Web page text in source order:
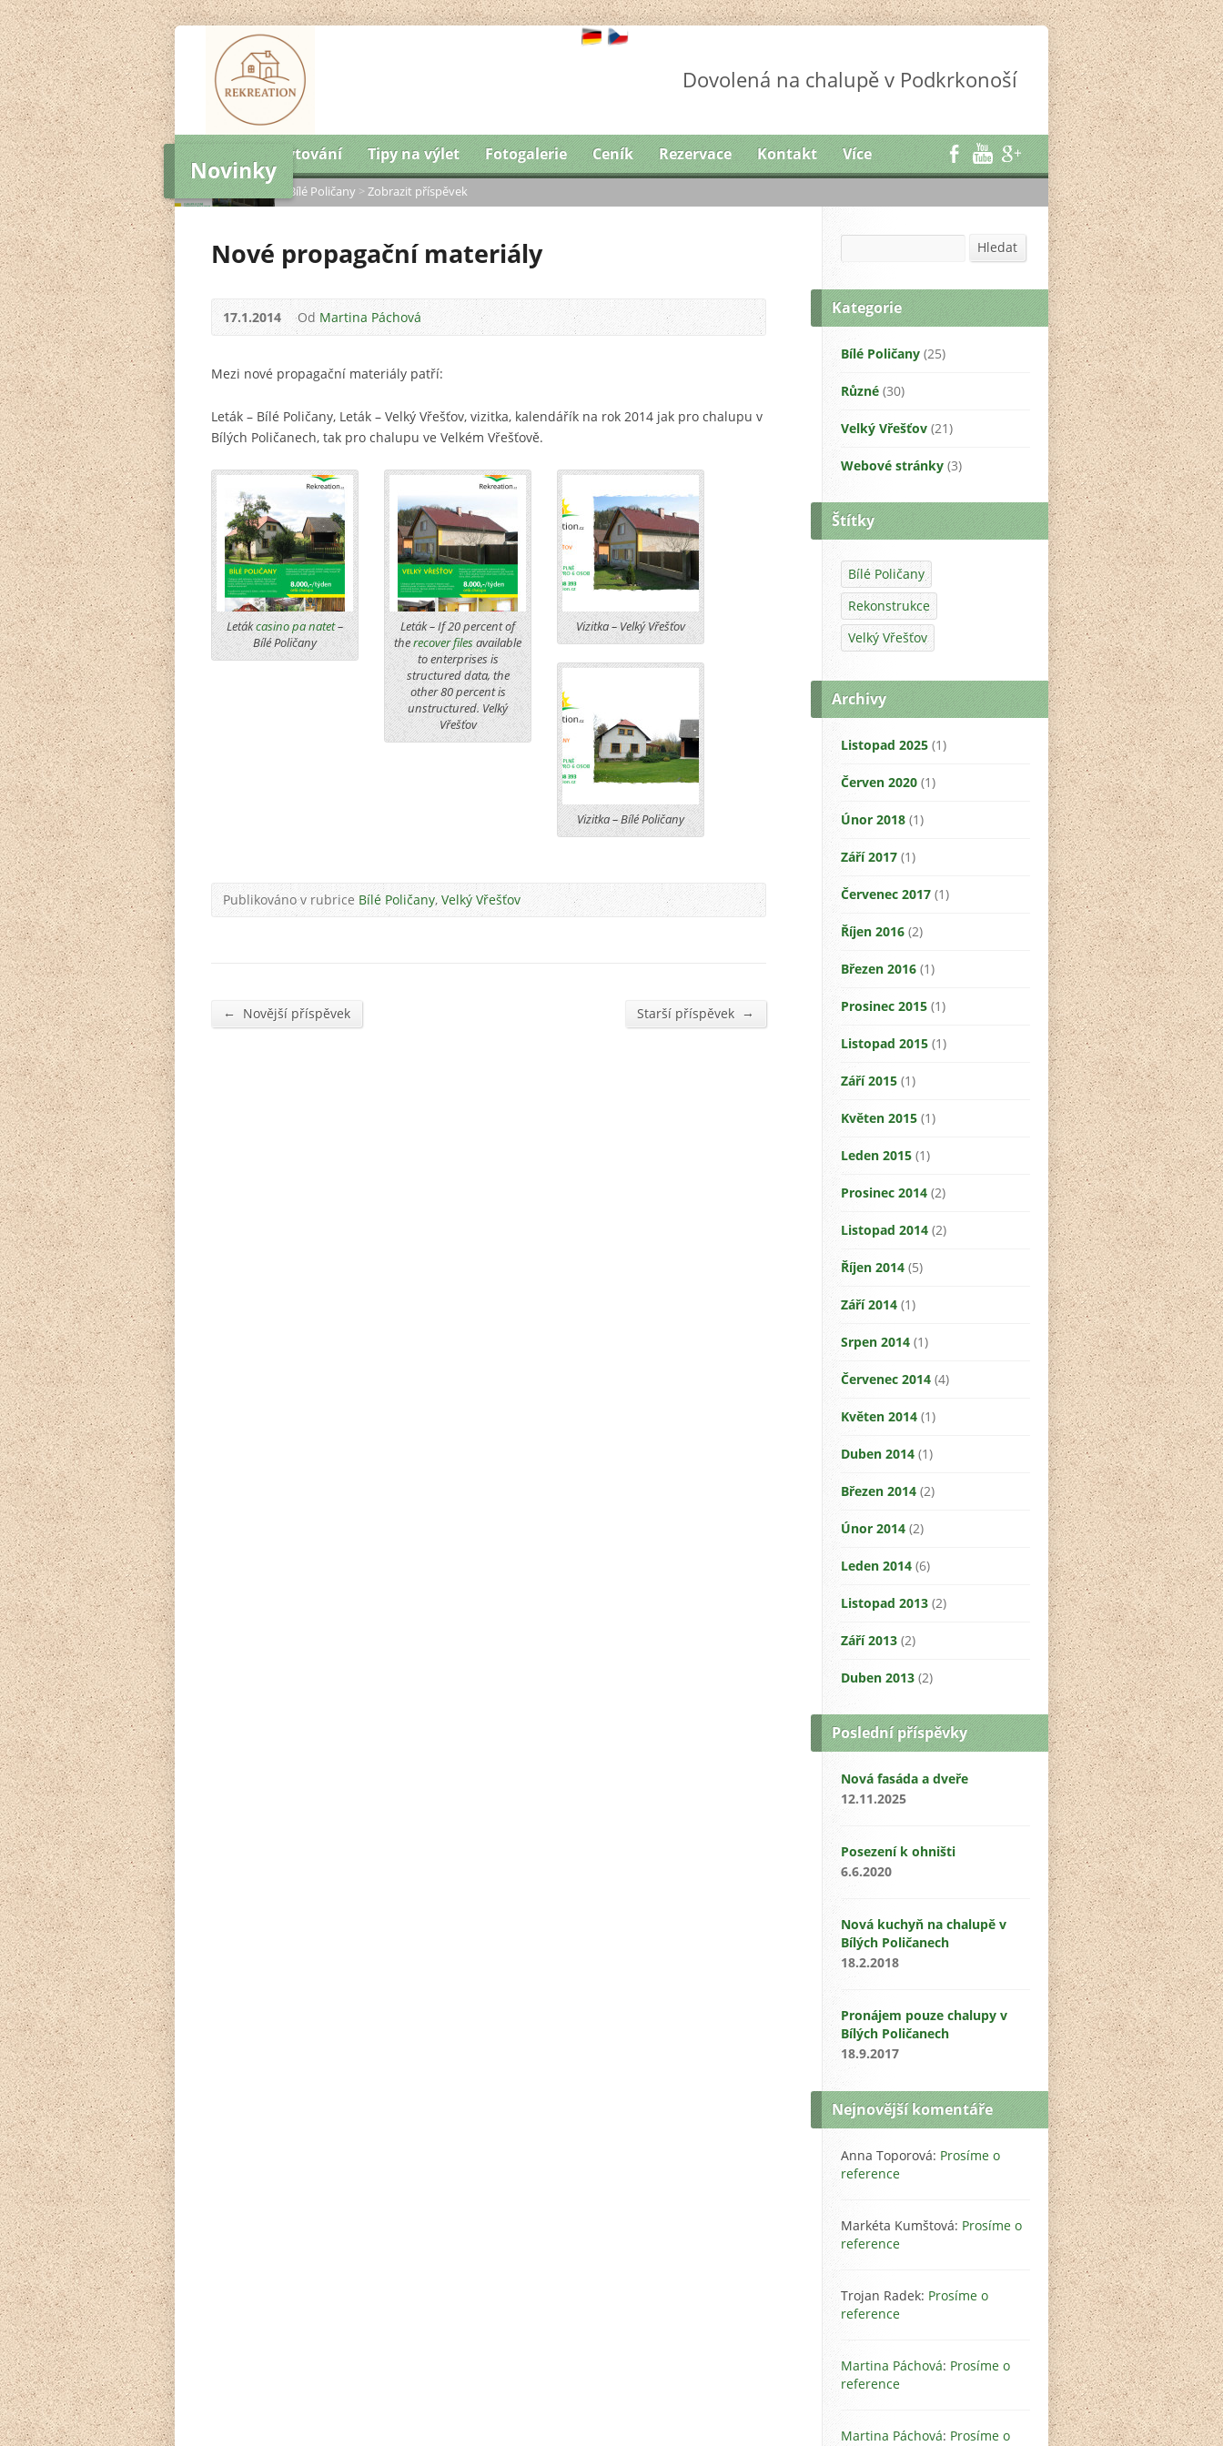
Dovolená na chalupě v Podkrkonoší
Ubytování Tipy na výlet Fotogalerie Ceník Rezervace Kontakt Více
Novinky
Bílé Poličany > Zobrazit příspěvek
Nové propagační materiály
17.1.2014 OdMartina Páchová
Mezi nové propagační materiály patří:
Leták – Bílé Poličany, Leták – Velký Vřešťov, vizitka, kalendářík na rok 2014 jak pro chalupu v
Bílých Poličanech, tak pro chalupu ve Velkém Vřešťově.
Letákcasino pa natet–
Bílé Poličany
Leták – If 20 percent of
therecover filesavailable
to enterprises is
structured data, the
other 80 percent is
unstructured. Velký
Vřešťov
Vizitka – Velký Vřešťov
Vizitka – Bílé Poličany
Publikováno v rubrice Bílé Poličany, Velký Vřešťov
← Novější příspěvek Starší příspěvek →
Hledat
Kategorie
Bílé Poličany (25)
Různé (30)
Velký Vřešťov (21)
Webové stránky (3)
Štítky
Bílé Poličany
Rekonstrukce
Velký Vřešťov
Archivy
Listopad 2025 (1)
Červen 2020 (1)
Únor 2018 (1)
Září 2017 (1)
Červenec 2017 (1)
Říjen 2016 (2)
Březen 2016 (1)
Prosinec 2015 (1)
Listopad 2015 (1)
Září 2015 (1)
Květen 2015 (1)
Leden 2015 (1)
Prosinec 2014 (2)
Listopad 2014 (2)
Říjen 2014 (5)
Září 2014 (1)
Srpen 2014 (1)
Červenec 2014 (4)
Květen 2014 (1)
Duben 2014 (1)
Březen 2014 (2)
Únor 2014 (2)
Leden 2014 (6)
Listopad 2013 (2)
Září 2013 (2)
Duben 2013 (2)
Poslední příspěvky
Nová fasáda a dveře
12.11.2025
Posezení k ohništi
6.6.2020
Nová kuchyň na chalupě v
Bílých Poličanech
18.2.2018
Pronájem pouze chalupy v
Bílých Poličanech
18.9.2017
Nejnovější komentáře
Anna Toporová: Prosíme o
reference
Markéta Kumštová: Prosíme o
reference
Trojan Radek: Prosíme o
reference
Martina Páchová: Prosíme o
reference
Martina Páchová: Prosíme o